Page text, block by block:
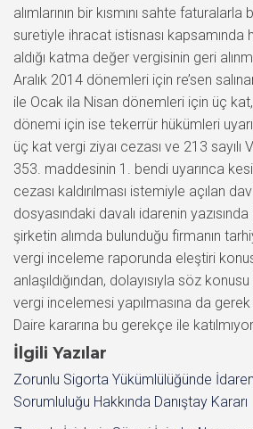
alımlarının bir kısmını sahte
suretiyle ihracat istisnası kapsamında
aldığı katma değer vergisinin geri
Aralık 2014 dönemleri için re’sen
ile Ocak ila Nisan dönemleri için üç kat,
dönemi için ise tekerrür hükümleri
üç kat vergi ziyaı cezası ve 213 sayılı
353. maddesinin 1. bendi uyarınca
cezası kaldırılması istemiyle açılan
dosyasındaki davalı idarenin
şirketin alımda bulunduğu firmanın
vergi inceleme raporunda eleştiri
anlaşıldığından, dolayısıyla söz
vergi incelemesi yapılmasına da gerek
Daire kararına bu gerekçe ile
İlgili Yazılar
Zorunlu Sigorta Yükümlülüğünde
Sorumluluğu Hakkında Danıştay Kararı